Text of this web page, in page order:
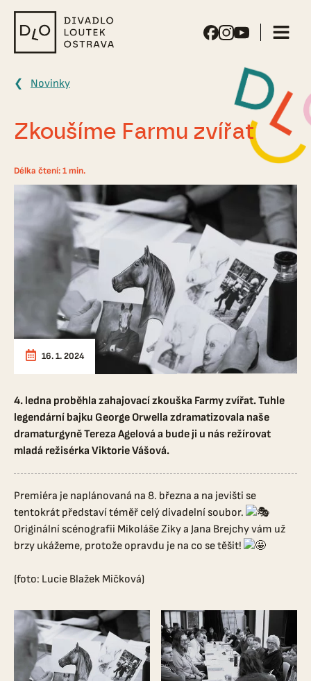
Divadlo
loutek
Novinky
Zkoušíme Farmu zvířat
Délka čtení: 1 min.
16. 1. 2024
4. ledna proběhla zahajovací zkouška Farmy zvířat. Tuhle
legendární bajku George Orwella zdramatizovala naše
dramaturgyně Tereza Agelová a bude ji u nás režírovat
mladá režisérka Viktorie Vášová.
Premiéra je naplánovaná na 8. března a na jevišti se
tentokrát představí téměř celý divadelní soubor.
Originální scénografii Mikoláše Ziky a Jana Brejchy vám už
brzy ukážeme, protože opravdu je na co se těšit!
(foto: Lucie Blažek Mičková)